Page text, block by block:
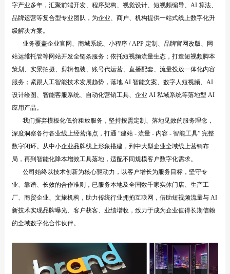
字产业多年，汇聚前端开发、程序架构、视觉设计、短视频编导、AI 算法、
品牌运营等复合型专业团队，为企业、商户、机构提供一站式线上数字化升
级解决方案。
业务覆盖企业官网、商城系统、小程序 / APP 定制、品牌官网改版、网
站运维托管等网站开发全链条服务；依托短视频流量生态，打造短视频脚本
策划、实景拍摄、剪辑包装、账号代运营、直播配套、流量投放一体化内容
服务；紧跟人工智能技术发展趋势，落地 AI 智能文案、数字人短视频、AI
设计绘图、智能客服系统、自动化营销工具、企业 AI 私域系统等落地型 AI
应用产品。
我们摒弃模板化低价粗放服务，坚持按需定制、落地见效的服务理念，
深度洞察各行各业线上经营痛点，打通 “建站 - 流量 - 内容 - 智能工具” 完整
数字闭环。从中小企业品牌线上形象搭建，到中大型企业全域线上营销布
局，再到智能化降本增效工具落地，适配不同规模客户数字化需求。
公司始终以技术创新为核心驱动力，以客户增长为服务目标，坚守专
业、靠谱、长效的合作准则，已服务本地及全国数千家实体门店、生产工
厂、商贸企业、文旅机构，助力传统行业拥抱互联网，借助短视频流量与 AI
新技术实现品牌曝光、客户获客、业绩增收，致力于成为企业值得长期信赖
的全域数字化合作伙伴。